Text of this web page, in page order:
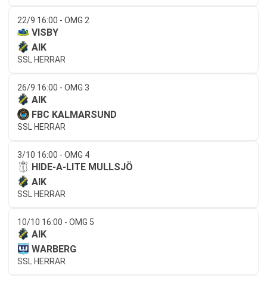
22/9 16:00 - OMG 2
VISBY
AIK
SSL HERRAR
26/9 16:00 - OMG 3
AIK
FBC KALMARSUND
SSL HERRAR
3/10 16:00 - OMG 4
HIDE-A-LITE MULLSJÖ
AIK
SSL HERRAR
10/10 16:00 - OMG 5
AIK
WARBERG
SSL HERRAR